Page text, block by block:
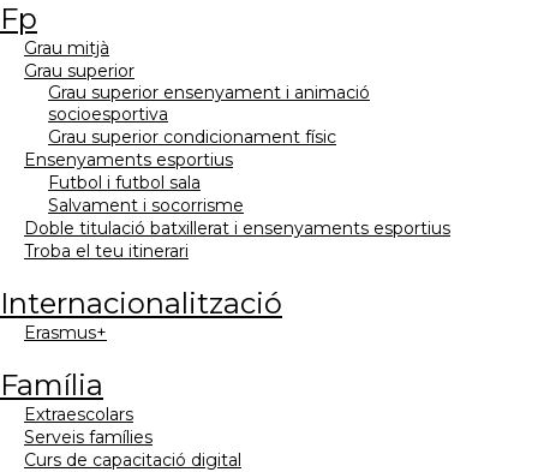
fp
grau mitjà
grau superior
grau superior ensenyament i animació
socioesportiva
grau superior condicionament físic
ensenyaments esportius
futbol i futbol sala
salvament i socorrisme
doble titulació batxillerat i ensenyaments esportius
troba el teu itinerari
internacionalització
erasmus+
família
extraescolars
serveis famílies
curs de capacitació digital